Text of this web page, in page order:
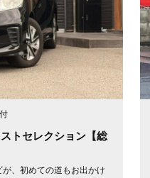
トセレクション【総
、初めての道もお出かけ